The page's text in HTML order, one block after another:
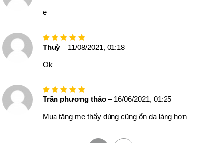
e
Thuỳ– 11/08/2021, 01:18
Ok
Trần phương thảo – 16/06/2021, 01:25
Mua tặng mẹ thấy dùng cũng ổn da láng hơn